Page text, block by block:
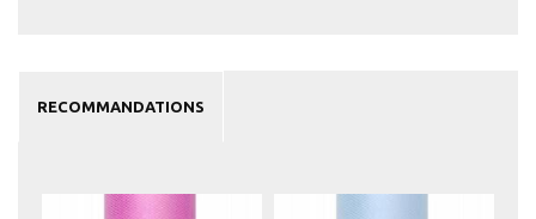
RECOMMANDATIONS